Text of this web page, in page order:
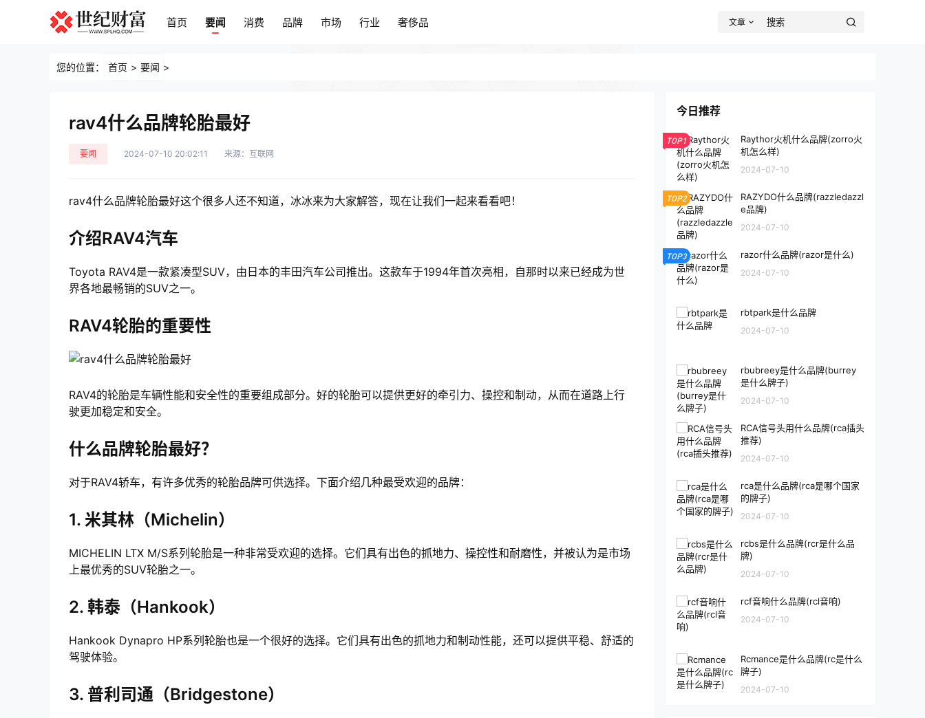
首页 要闻 消费 品牌 市场 行业 奢侈品 文章
要闻
您的位置： 首页 > 要闻 >
rav4什么品牌轮胎最好
要闻 2024-07-10 20:02:11 来源：互联网
rav4什么品牌轮胎最好这个很多人还不知道，冰冰来为大家解答，现在让我们一起来看看吧！
介绍RAV4汽车
Toyota RAV4是一款紧凑型SUV，由日本的丰田汽车公司推出。这款车于1994年首次亮相，自那时以来已经成为世
界各地最畅销的SUV之一。
RAV4轮胎的重要性
RAV4的轮胎是车辆性能和安全性的重要组成部分。好的轮胎可以提供更好的牵引力、操控和制动，从而在道路上行
驶更加稳定和安全。
什么品牌轮胎最好？
对于RAV4轿车，有许多优秀的轮胎品牌可供选择。下面介绍几种最受欢迎的品牌：
1. 米其林（Michelin）
MICHELIN LTX M/S系列轮胎是一种非常受欢迎的选择。它们具有出色的抓地力、操控性和耐磨性，并被认为是市场
上最优秀的SUV轮胎之一。
2. 韩泰（Hankook）
Hankook Dynapro HP系列轮胎也是一个很好的选择。它们具有出色的抓地力和制动性能，还可以提供平稳、舒适的
驾驶体验。
3. 普利司通（Bridgestone）
今日推荐
TOP1
Raythor火机什么品牌(zorro火
机怎么样)
2024-07-10
TOP2
RAZYDO什么品牌(razzledazzl
e品牌)
2024-07-10
TOP3 razor什么品牌(razor是什么)
2024-07-10
rbtpark是什么品牌
2024-07-10
rbubreey是什么品牌(burrey
是什么牌子)
2024-07-10
RCA信号头用什么品牌(rca插头
推荐)
2024-07-10
rca是什么品牌(rca是哪个国家
的牌子)
2024-07-10
rcbs是什么品牌(rcr是什么品
牌)
2024-07-10
rcf音响什么品牌(rcl音响)
2024-07-10
Rcmance是什么品牌(rc是什么
牌子)
2024-07-10